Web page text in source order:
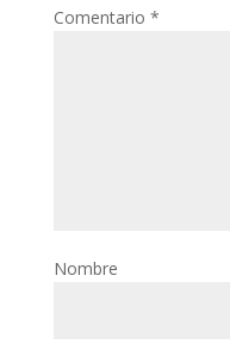
Comentario *
Nombre